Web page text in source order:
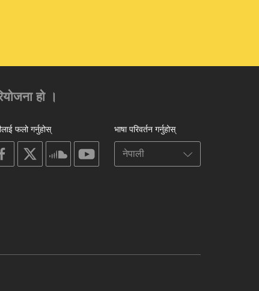
हो ।
भाषा परिवर्तन गर्नुहोस्
फलो गर्नुहोस्
on
facebook
on
on
soundcloudyoutube